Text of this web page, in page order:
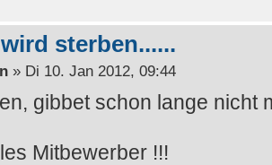
sterben......
» Di 10. Jan 2012, 09:44
gibbet schon lange nicht
Mitbewerber !!!